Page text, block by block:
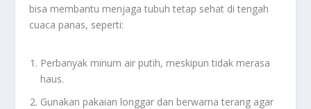
bisa membantu menjaga tubuh tetap sehat di tengah
cuaca panas, seperti:
Perbanyak minum air putih, meskipun tidak merasa
haus.
Gunakan pakaian longgar dan berwarna terang agar